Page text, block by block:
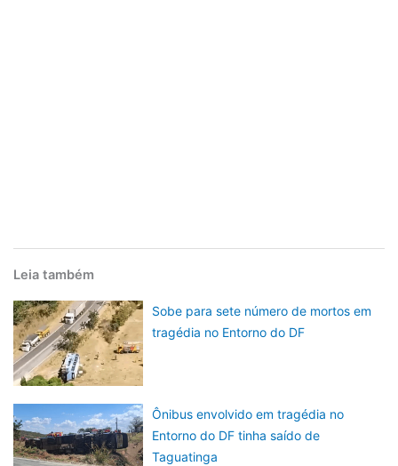
Leia também
Sobe para sete número de mortos em
tragédia no Entorno do DF
Ônibus envolvido em tragédia no
Entorno do DF tinha saído de
Taguatinga